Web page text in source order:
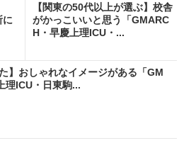
に
【関東の50代以上が選ぶ】校舎
がかっこいいと思う「GMARC
H・早慶上理ICU・...
】おしゃれなイメージがある「GM
理ICU・日東駒...